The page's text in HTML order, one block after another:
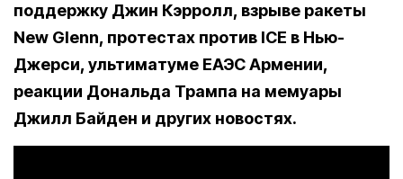
поддержку Джин Кэрролл, взрыве ракеты
New Glenn, протестах против ICE в Нью-
Джерси, ультиматуме ЕАЭС Армении,
реакции Дональда Трампа на мемуары
Джилл Байден и других новостях.